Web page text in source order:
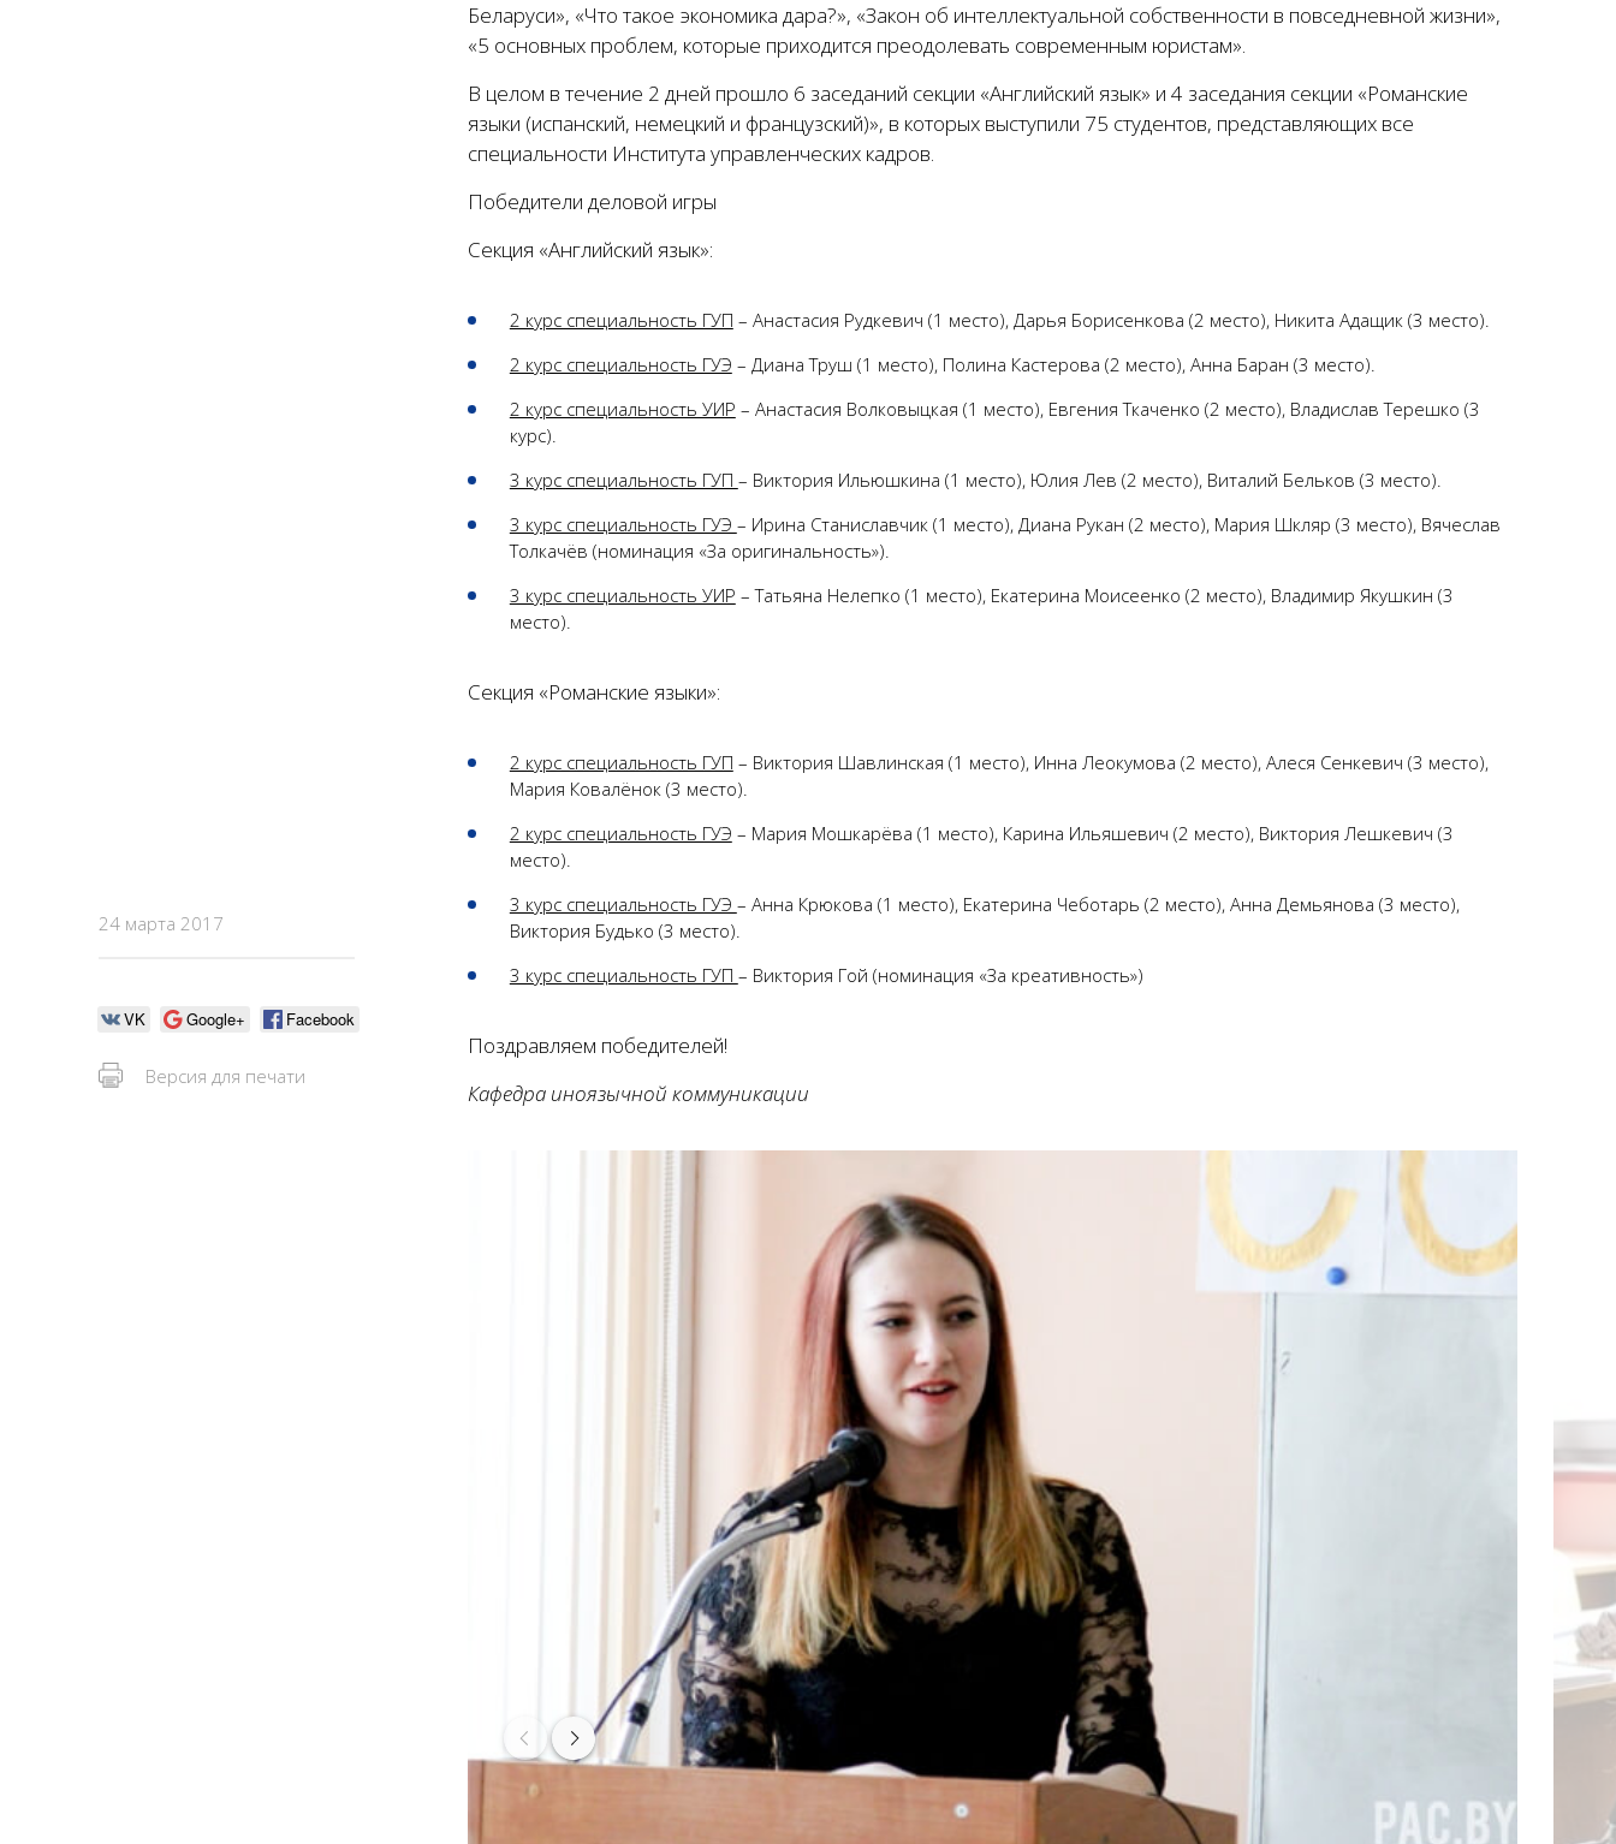
24 марта 2017
VK Google+ Facebook
Версия для печати
Беларуси», «Что такое экономика дара?», «Закон об интеллектуальной собственности в повседневной жизни»,
«5 основных проблем, которые приходится преодолевать современным юристам».
В целом в течение 2 дней прошло 6 заседаний секции «Английский язык» и 4 заседания секции «Романские
языки (испанский, немецкий и французский)», в которых выступили 75 студентов, представляющих все
специальности Института управленческих кадров.
Победители деловой игры
Секция «Английский язык»:
2 курс специальность ГУП – Анастасия Рудкевич (1 место), Дарья Борисенкова (2 место), Никита Адащик (3 место).
2 курс специальность ГУЭ – Диана Труш (1 место), Полина Кастерова (2 место), Анна Баран (3 место).
2 курс специальность УИР – Анастасия Волковыцкая (1 место), Евгения Ткаченко (2 место), Владислав Терешко (3
курс).
3 курс специальность ГУП – Виктория Ильюшкина (1 место), Юлия Лев (2 место), Виталий Бельков (3 место).
3 курс специальность ГУЭ – Ирина Станиславчик (1 место), Диана Рукан (2 место), Мария Шкляр (3 место), Вячеслав
Толкачёв (номинация «За оригинальность»).
3 курс специальность УИР – Татьяна Нелепко (1 место), Екатерина Моисеенко (2 место), Владимир Якушкин (3
место).
Секция «Романские языки»:
2 курс специальность ГУП – Виктория Шавлинская (1 место), Инна Леокумова (2 место), Алеся Сенкевич (3 место),
Мария Ковалёнок (3 место).
2 курс специальность ГУЭ – Мария Мошкарёва (1 место), Карина Ильяшевич (2 место), Виктория Лешкевич (3
место).
3 курс специальность ГУЭ – Анна Крюкова (1 место), Екатерина Чеботарь (2 место), Анна Демьянова (3 место),
Виктория Будько (3 место).
3 курс специальность ГУП – Виктория Гой (номинация «За креативность»)
Поздравляем победителей!
Кафедра иноязычной коммуникации